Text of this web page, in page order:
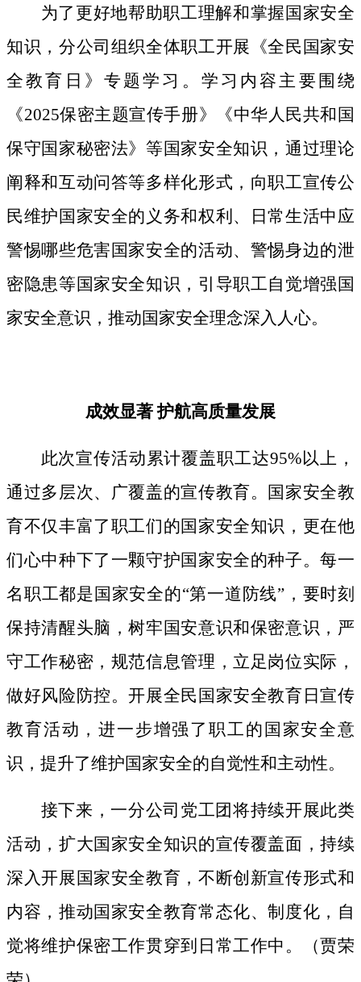
为了更好地帮助职工理解和掌握国家安全
知识，分公司组织全体职工开展《全民国家安
全教育日》专题学习。学习内容主要围绕
《2025保密主题宣传手册》《中华人民共和国
保守国家秘密法》等国家安全知识，通过理论
阐释和互动问答等多样化形式，向职工宣传公
民维护国家安全的义务和权利、日常生活中应
警惕哪些危害国家安全的活动、警惕身边的泄
密隐患等国家安全知识，引导职工自觉增强国
家安全意识，推动国家安全理念深入人心。
成效显著护航高质量发展
此次宣传活动累计覆盖职工达95%以上，
通过多层次、广覆盖的宣传教育。国家安全教
育不仅丰富了职工们的国家安全知识，更在他
们心中种下了一颗守护国家安全的种子。每一
名职工都是国家安全的“第一道防线”，要时刻
保持清醒头脑，树牢国安意识和保密意识，严
守工作秘密，规范信息管理，立足岗位实际，
做好风险防控。开展全民国家安全教育日宣传
教育活动，进一步增强了职工的国家安全意
识，提升了维护国家安全的自觉性和主动性。
接下来，一分公司党工团将持续开展此类
活动，扩大国家安全知识的宣传覆盖面，持续
深入开展国家安全教育，不断创新宣传形式和
内容，推动国家安全教育常态化、制度化，自
觉将维护保密工作贯穿到日常工作中。（贾荣